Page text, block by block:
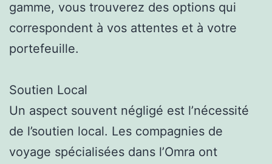
gamme, vous trouverez des options qui
correspondent à vos attentes et à votre
portefeuille.
Soutien Local
Un aspect souvent négligé est l’nécessité
de l’soutien local. Les compagnies de
voyage spécialisées dans l’Omra ont